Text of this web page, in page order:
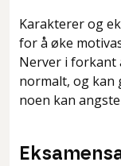
Karakterer og
for å øke
Nerver i forkant
normalt, og kan
noen kan